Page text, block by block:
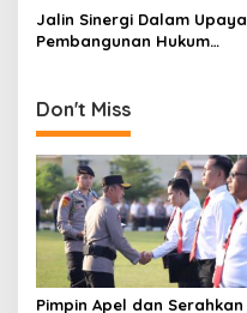
o
Pecah
Jalin Sinergi Dalam Upaya
Pembangunan Hukum
Bangka
Don't Miss
Pimpin Apel dan Serahkan